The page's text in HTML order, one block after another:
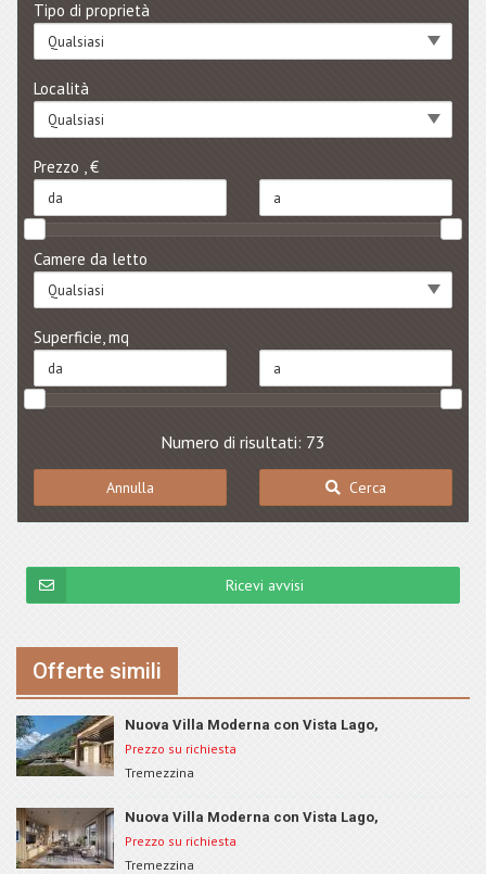
Tipo di proprietà
Qualsiasi
Località
Qualsiasi
Prezzo , €
Camere da letto
Qualsiasi
Superficie, mq
Numero di risultati: 73
Annulla Cerca
Ricevi avvisi
Offerte simili
Nuova Villa Moderna con Vista Lago,
Tremezzina, ID 150B
Prezzo su richiesta
Tremezzina
Nuova Villa Moderna con Vista Lago,
Tremezzina, ID 150C
Prezzo su richiesta
Tremezzina